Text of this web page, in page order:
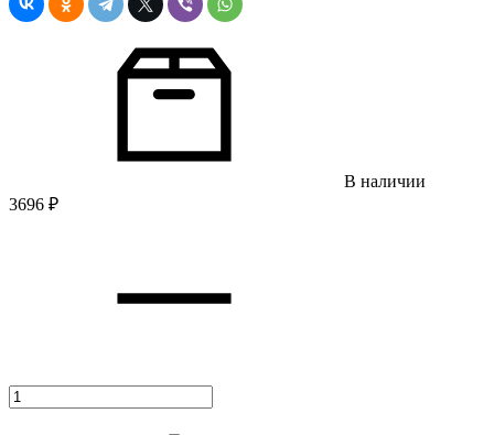
В наличии
3696 ₽